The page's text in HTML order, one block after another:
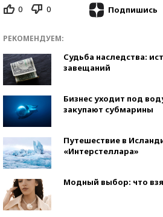
0 0 Подпишись
РЕКОМЕНДУЕМ:
Судьба наследства:
завещаний
Бизнес уходит под
закупают субмарины
Путешествие в
«Интерстеллара»
Модный выбор: что